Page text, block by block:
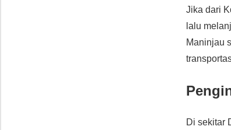
Jika dari
lalu
Maninjau
Di sekitar